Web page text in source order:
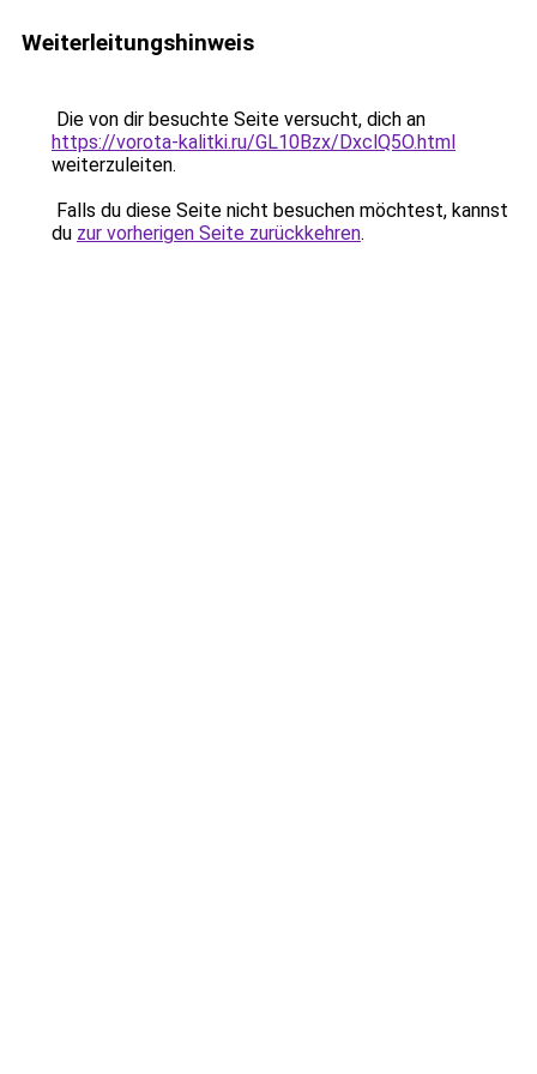
Weiterleitungshinweis
Die von dir besuchte Seite versucht, dich an
https://vorota-kalitki.ru/GL10Bzx/DxclQ5O.html
weiterzuleiten.
Falls du diese Seite nicht besuchen möchtest, kannst
du zur vorherigen Seite zurückkehren.